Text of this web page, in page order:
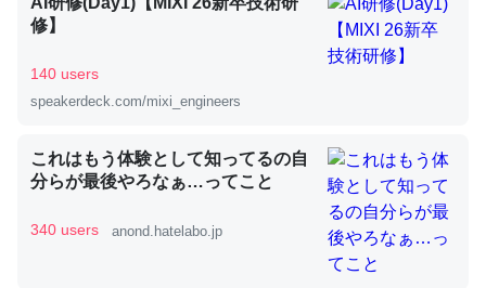
くらい。小説でいう「ずっと前の伏線」は回収されないけ
ど、短期記憶というには多い分量。進化すればするほど分
かりやすく強くなりそう
─GPTの仕組みと限界についての考察（１） - conceptualization
昆虫ってカルシウム少ないのか。知らんかった。調べたら
コオロギのカルシウム分はエビの600分の1程度。
修】
140 users
speakerdeck.com/mixi_engineers
これはもう体験として知ってるの自
分らが最後やろなぁ…ってこと
340 users anond.hatelabo.jp